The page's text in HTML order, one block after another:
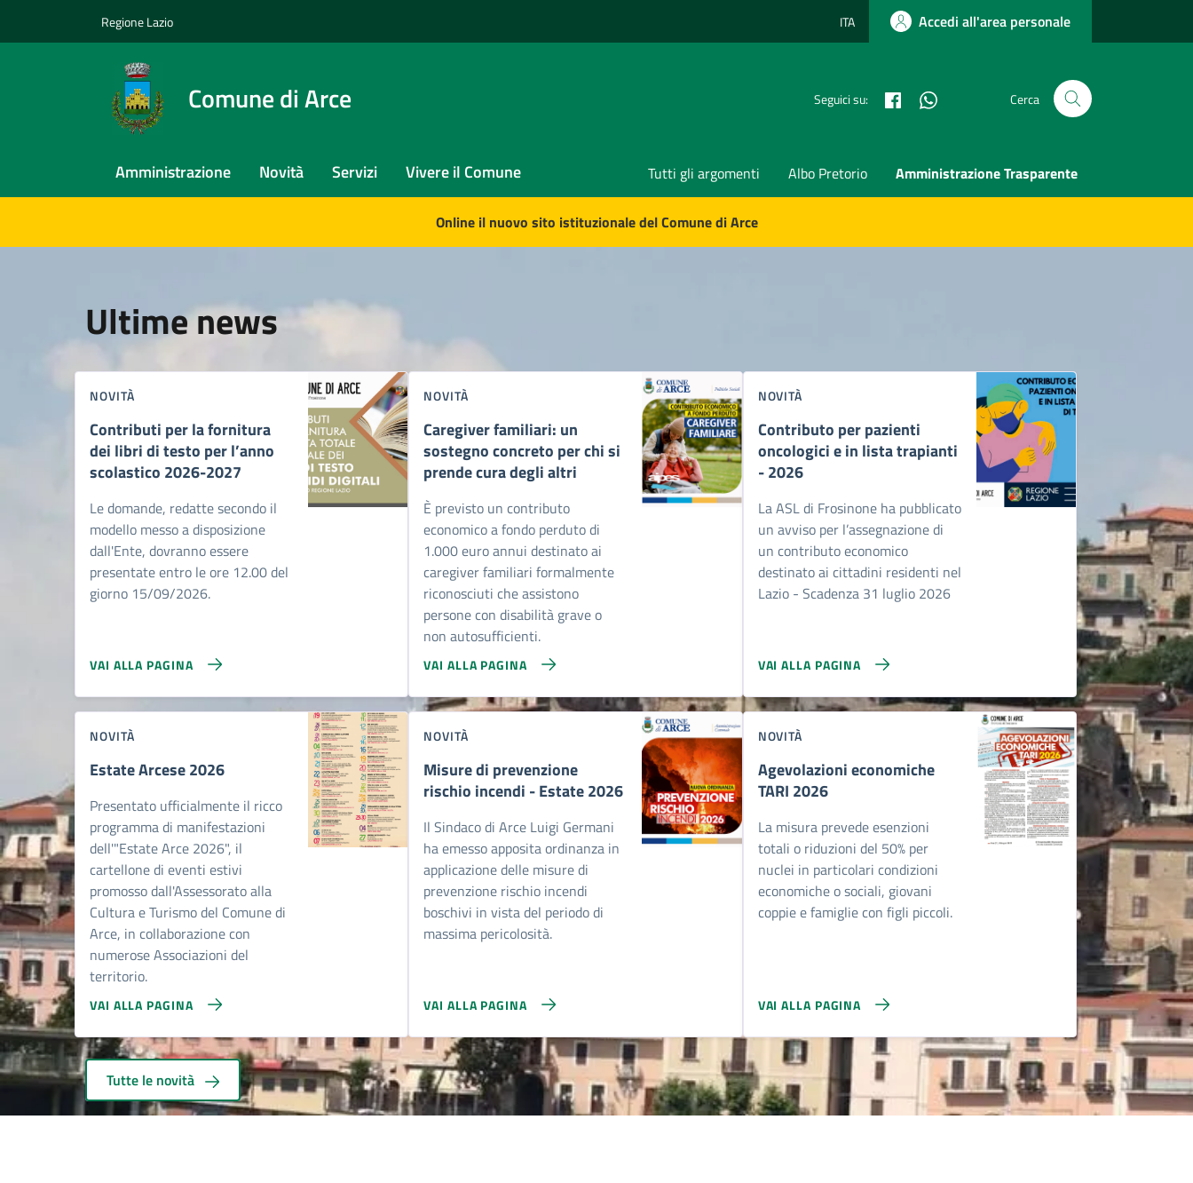
Regione Lazio Lingua attiva:
ITA Accedi all'area personale
Comune di Arce Seguici su: Facebook Cerca
Amministrazione Novità Servizi Vivere il Comune Tutti gli argomenti Albo Pretorio Amministrazione Trasparente
Online il nuovo sito istituzionale del Comune di Arce
Ultime news
NOVITÀ
Contributi per la fornitura
dei libri di testo per l’anno
scolastico 2026-2027
Le domande, redatte secondo il
modello messo a disposizione
dall'Ente, dovranno essere
presentate entro le ore 12.00 del
giorno 15/09/2026.
VAI ALLA PAGINA
NOVITÀ
Caregiver familiari: un
sostegno concreto per chi si
prende cura degli altri
È previsto un contributo
economico a fondo perduto di
1.000 euro annui destinato ai
caregiver familiari formalmente
riconosciuti che assistono
persone con disabilità grave o
non autosufficienti.
VAI ALLA PAGINA
NOVITÀ
Contributo per pazienti
oncologici e in lista trapianti
- 2026
La ASL di Frosinone ha pubblicato
un avviso per l’assegnazione di
un contributo economico
destinato ai cittadini residenti nel
Lazio - Scadenza 31 luglio 2026
VAI ALLA PAGINA
NOVITÀ
Estate Arcese 2026
Presentato ufficialmente il ricco
programma di manifestazioni
dell'"Estate Arce 2026", il
cartellone di eventi estivi
promosso dall'Assessorato alla
Cultura e Turismo del Comune di
Arce, in collaborazione con
numerose Associazioni del
territorio.
VAI ALLA PAGINA
NOVITÀ
Misure di prevenzione
rischio incendi - Estate 2026
Il Sindaco di Arce Luigi Germani
ha emesso apposita ordinanza in
applicazione delle misure di
prevenzione rischio incendi
boschivi in vista del periodo di
massima pericolosità.
VAI ALLA PAGINA
NOVITÀ
Agevolazioni economiche
TARI 2026
La misura prevede esenzioni
totali o riduzioni del 50% per
nuclei in particolari condizioni
economiche o sociali, giovani
coppie e famiglie con figli piccoli.
VAI ALLA PAGINA
Tutte le novità